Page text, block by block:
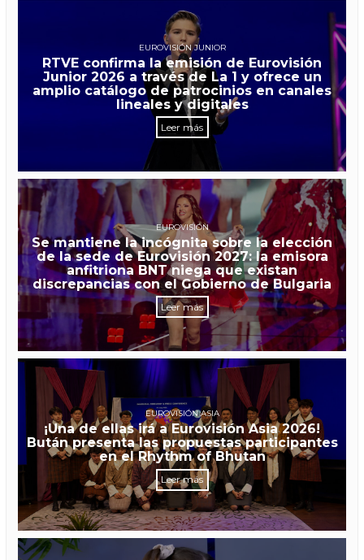
EUROVISIÓN JUNIOR
RTVE confirma la emisión de Eurovisión
Junior 2026 a través de La 1 y ofrece un
amplio catálogo de patrocinios en canales
lineales y digitales
Leer más
EUROVISIÓN
Se mantiene la incógnita sobre la elección
de la sede de Eurovisión 2027: la emisora
anfitriona BNT niega que existan
discrepancias con el Gobierno de Bulgaria
Leer más
EUROVISIÓN ASIA
¡Una de ellas irá a Eurovisión Asia 2026!
Bután presenta las propuestas participantes
en el Rhythm of Bhutan
Leer más